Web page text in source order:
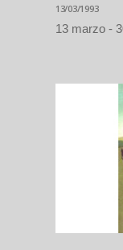
13/03/1993
13 marzo -